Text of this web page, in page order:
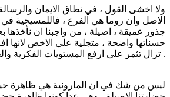
ولا اخشى القول ، في نطاق الايمان
الاصل وان روما هي الفرع ، فاللمسيحية في
جذور عميقة ، اصيلة ، من واجبنا ان نأخذها
حسناتها واضحة ، متجلية على الاخص لانها
تزال تثمر على ارفع المستويات الفكرية والحضارية .
ليس من شك في ان المارونية هي ظاهرة